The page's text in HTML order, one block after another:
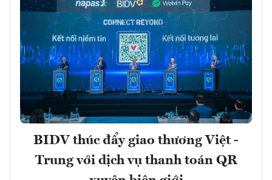
BIDV thúc đẩy giao thương Việt -
Trung với dịch vụ thanh toán QR